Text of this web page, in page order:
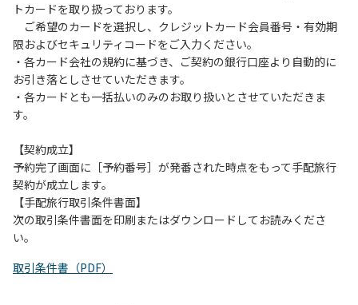
トカードを取り扱っております。
ご希望のカードを選択し、クレジットカード会員番号・有効期
限およびセキュリティコードをご入力ください。
・各カード会社の規約に基づき、ご契約の銀行口座より自動的に
お引き落としさせていただきます。
・各カードとも一括払いのみのお取り扱いとさせていただきま
す。
【契約成立】
予約完了画面に［予約番号］が発番された時点をもって手配旅行
契約が成立します。
【手配旅行取引条件書面】
次の取引条件書面を印刷またはダウンロードしてお読みくださ
い。
取引条件書（PDF）